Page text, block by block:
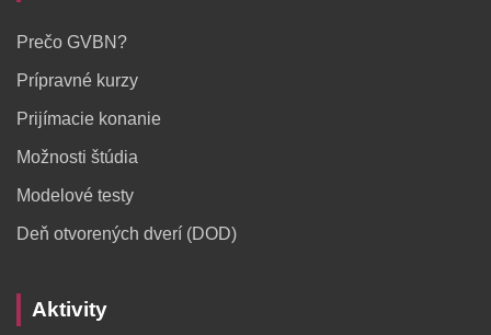
Prečo GVBN?
Prípravné kurzy
Prijímacie konanie
Možnosti štúdia
Modelové testy
Deň otvorených dverí (DOD)
Aktivity